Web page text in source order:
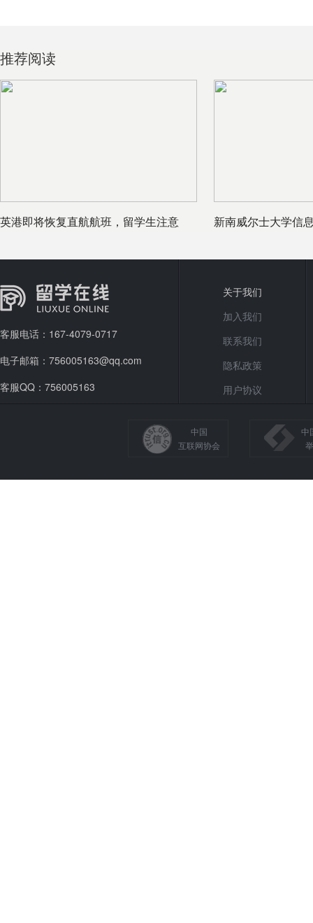
推荐阅读
英港即将恢复直航航班，留学生注意
新南威尔士大学信
客服电话：167-4079-0717
电子邮箱：756005163@qq.com
客服QQ：756005163
关于我们
加入我们
联系我们
隐私政策
用户协议
中国
互联网协会
中